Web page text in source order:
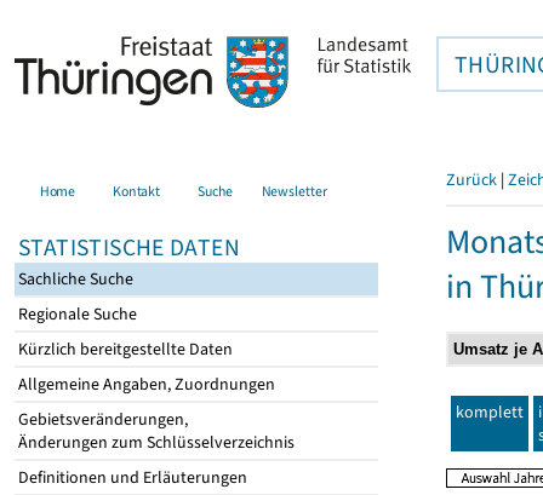
Home Kontakt Suche Newsletter
STATISTISCHE DATEN
Sachliche Suche
Regionale Suche
Kürzlich bereitgestellte Daten
Allgemeine Angaben, Zuordnungen
Gebietsveränderungen,
Änderungen zum Schlüsselverzeichnis
Definitionen und Erläuterungen
Zurück |
in
komplett